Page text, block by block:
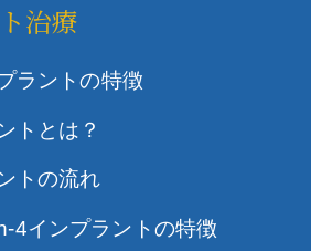
治療
ラントの特徴
トとは？
トの流れ
4インプラントの特徴